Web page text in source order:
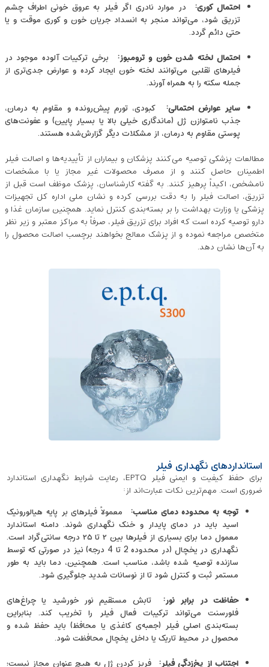
احتمال کوری: در موارد نادری اگر فیلر به عروق خونی اطراف چشم
تزریق شود، می‌تواند منجر به انسداد جریان خون و کوری موقت و یا
حتی دائم گردد.
احتمال لخته شدن خون و ترومبوز: برخی ترکیبات آلوده موجود در
فیلرهای تقلبی می‌توانند لخته خون ایجاد کرده و عوارض جدی‌تری از
جمله سکته را به همراه آورند.
سایر عوارض احتمالی: کبودی، تورم پیش‌رونده و مقاوم به درمان،
جذب نامتوازن ژل (ماندگاری خیلی بالا یا بسیار پایین) و عفونت‌های
پوستی مقاوم به درمان، از مشکلات دیگر گزارش‌شده هستند.
مطالعات پزشکی توصیه می‌کنند پزشکان و بیماران از تأییدیه‌ها و اصالت فیلر
اطمینان حاصل کنند و از مصرف محصولات غیر مجاز یا با مشخصات
نامشخص، اکیداً پرهیز کنند. به گفته‌ کارشناسان، پزشک موظف است قبل از
تزریق، اصالت فیلر را به دقت بررسی کرده و نشان ملی اداره کل تجهیزات
پزشکی یا وزارت بهداشت را بر بسته‌بندی کنترل نماید. همچنین سازمان غذا و
دارو توصیه کرده است که افراد برای تزریق فیلر، صرفاً به مراکز معتبر و زیر نظر
متخصص مراجعه نموده و از پزشک معالج بخواهند برچسب اصالت محصول را
به آن‌ها نشان دهد.
استانداردهای نگهداری فیلر
برای حفظ کیفیت و ایمنی فیلر EPTQ، رعایت شرایط نگهداری استاندارد
ضروری است. مهم‌ترین نکات عبارت‌اند از:
توجه به محدوده دمای مناسب: معمولاً فیلرهای بر پایه هیالورونیک
اسید باید در دمای پایدار و خنک نگهداری شوند. دامنه استاندارد
معمول دما برای بسیاری از فیلرها بین ۲ تا ۲۵ درجه سانتی‌گراد است.
نگهداری در یخچال (در محدوده 2 تا 4 درجه) نیز در صورتی که توسط
سازنده توصیه شده باشد، مناسب است. همچنین، دما باید به طور
مستمر ثبت و کنترل شود تا از نوسانات شدید جلوگیری شود.
حفاظت در برابر نور: تابش مستقیم نور خورشید یا چراغ‌های
فلورسنت می‌تواند ترکیبات فعال فیلر را تخریب کند. بنابراین
بسته‌بندی اصلی فیلر (جعبه‌ی کاغذی یا محافظ) باید حفظ شده و
محصول در محیط تاریک یا داخل یخچال محافظت شود.
اجتناب از یخ‌زدگی فیلر: فریز کردن ژل به هیچ عنوان مجاز نیست؛